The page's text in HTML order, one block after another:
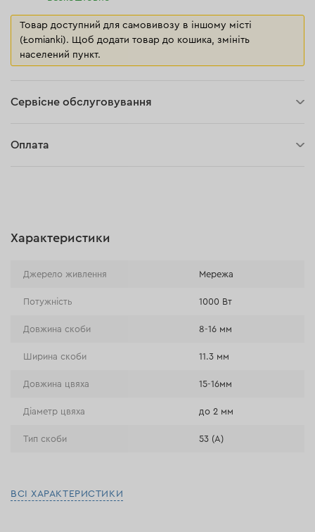
Товар доступний для самовивозу в іншому місті
(Łomianki). Щоб додати товар до кошика, змініть
населений пункт.
Сервісне обслуговування
Оплата
Оплата на розрахунковий рахунок (Традиційний переказ)
Характеристики
Джерело живлення Мережа
Потужність 1000 Вт
Довжина скоби 8-16 мм
Ширина скоби 11.3 мм
Довжина цвяха 15-16мм
Діаметр цвяха до 2 мм
Тип скоби 53 (А)
ВСІ ХАРАКТЕРИСТИКИ